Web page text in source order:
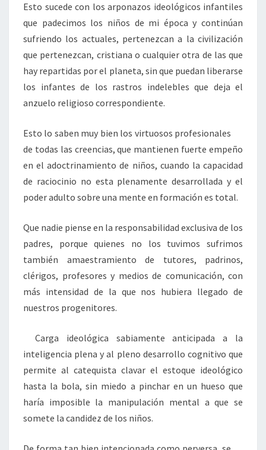
Esto sucede con los arponazos ideológicos infantiles
que padecimos los niños de mi época y continúan
sufriendo los actuales, pertenezcan a la civilización
que pertenezcan, cristiana o cualquier otra de las que
hay repartidas por el planeta, sin que puedan liberarse
los infantes de los rastros indelebles que deja el
anzuelo religioso correspondiente.
Esto lo saben muy bien los virtuosos profesionales
de todas las creencias, que mantienen fuerte empeño
en el adoctrinamiento de niños, cuando la capacidad
de raciocinio no esta plenamente desarrollada y el
poder adulto sobre una mente en formación es total.
Que nadie piense en la responsabilidad exclusiva de los
padres, porque quienes no los tuvimos sufrimos
también amaestramiento de tutores, padrinos,
clérigos, profesores y medios de comunicación, con
más intensidad de la que nos hubiera llegado de
nuestros progenitores.
Carga ideológica sabiamente anticipada a la
inteligencia plena y al pleno desarrollo cognitivo que
permite al catequista clavar el estoque ideológico
hasta la bola, sin miedo a pinchar en un hueso que
haría imposible la manipulación mental a que se
somete la candidez de los niños.